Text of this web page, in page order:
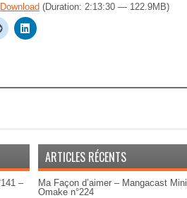
Download (Duration: 2:13:30 — 122.9MB)
–
ARTICLES RÉCENTS
Ma Façon d’aimer – Mangacast Mini
Omake n°224